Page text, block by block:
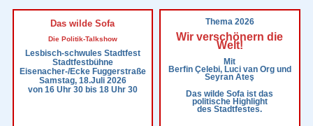
Das wilde Sofa
Die Politik-Talkshow
Lesbisch-schwules Stadtfest
Stadtfestbühne
Eisenacher-/Ecke Fuggerstraße
Samstag, 18.Juli 2026
von 16 Uhr 30 bis 18 Uhr 30
Thema 2026
Wir verschönern die
Welt!
Mit
Berfin Çelebi, Luci van Org und
Seyran Ateş
Das wilde Sofa ist das
politische Highlight
des Stadtfestes.